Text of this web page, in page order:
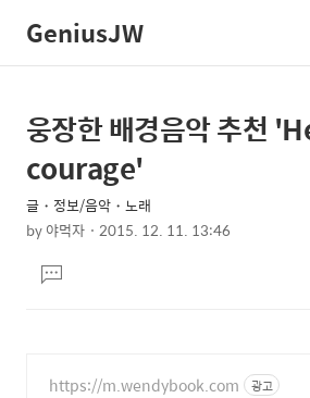
GeniusJW
상
세
컨
텐
본
문
제
목
웅장한 배경음악 추천
courage'
글・정보/음악・노래
by야먹자 2015. 12. 11. 13:46
문댓
글
https://m.wendybook.com 광고